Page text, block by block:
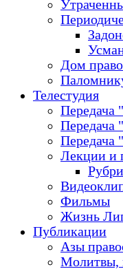
Дом
Телестудия
Передача
Передача
Передача
Лекции и
Фильмы
Жизнь
Публикации
Азы
Молитвы,